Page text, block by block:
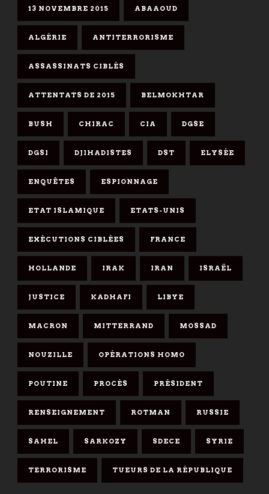
13 NOVEMBRE 2015 ABAAOUD
ALGÉRIE ANTITERRORISME
ASSASSINATS CIBLÉS
ATTENTATS DE 2015 BELMOKHTAR
BUSH CHIRAC CIA DGSE
DGSI DJIHADISTES DST ELYSÉE
ENQUÊTES ESPIONNAGE
ETAT ISLAMIQUE ETATS-UNIS
EXÉCUTIONS CIBLÉES FRANCE
HOLLANDE IRAK IRAN ISRAËL
JUSTICE KADHAFI LIBYE
MACRON MITTERRAND MOSSAD
NOUZILLE OPÉRATIONS HOMO
POUTINE PROCÈS PRÉSIDENT
RENSEIGNEMENT ROTMAN RUSSIE
SAHEL SARKOZY SDECE SYRIE
TERRORISME TUEURS DE LA RÉPUBLIQUE